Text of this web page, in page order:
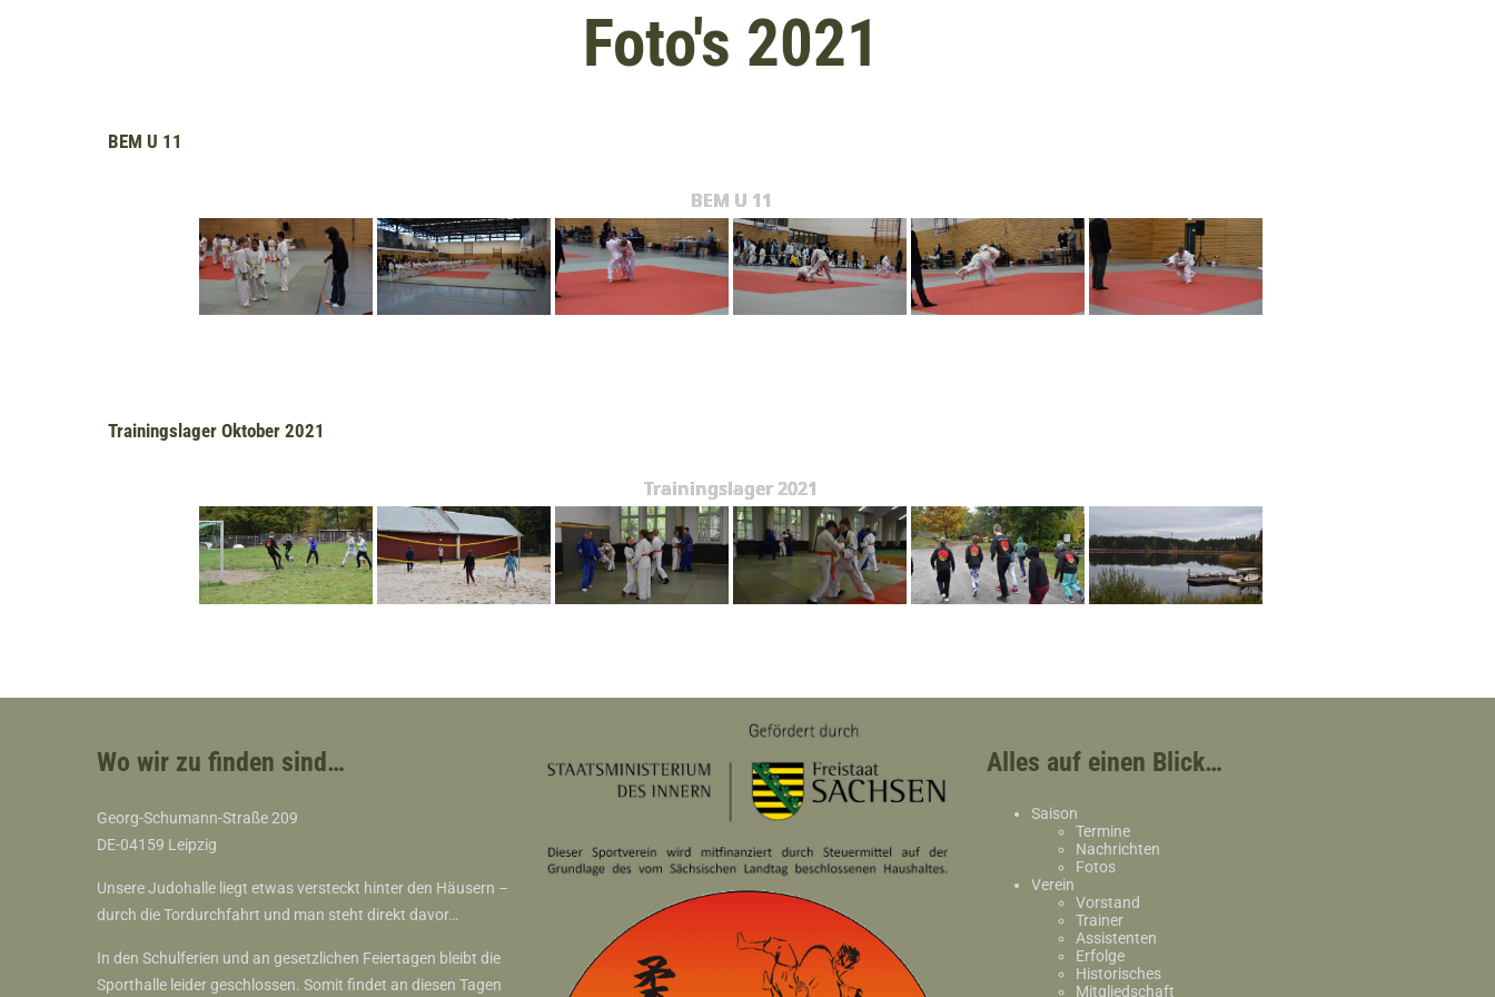
Foto's 2021
BEM U 11
BEM U 11
Trainingslager Oktober 2021
Trainingslager 2021
Wo wir zu finden sind…
Georg-Schumann-Straße 209
DE-04159 Leipzig
Unsere Judohalle liegt etwas versteckt hinter den Häusern –
durch die Tordurchfahrt und man steht direkt davor…
In den Schulferien und an gesetzlichen Feiertagen bleibt die
Sporthalle leider geschlossen. Somit findet an diesen Tagen
Alles auf einen Blick…
Saison
Termine
Nachrichten
Fotos
Verein
Vorstand
Trainer
Assistenten
Erfolge
Historisches
Mitgliedschaft